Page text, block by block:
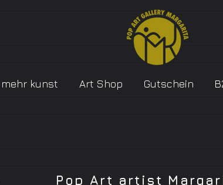
mehr kunst Art Shop Gutschein
Pop Art artist